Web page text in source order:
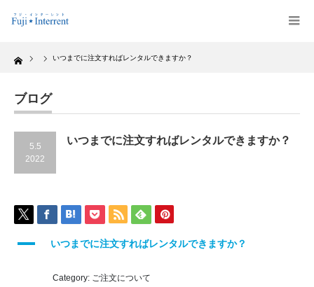
Home いつまでに注文すればレンタルできますか？
ブログ
5.5
2022
いつまでに注文すればレンタルできますか？
A いつまでに注文すればレンタルできますか？
Category: ご注文について